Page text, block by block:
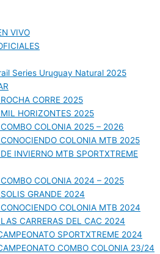
VIVO
Series Uruguay Natural 2025
CORRE 2025
HORIZONTES 2025
COLONIA 2025 – 2026
COLONIA MTB 2025
INVIERNO MTB SPORTXTREME
COLONIA 2024 – 2025
GRANDE 2024
COLONIA MTB 2024
CARRERAS DEL CAC 2024
SPORTXTREME 2024
COMBO COLONIA 23/24